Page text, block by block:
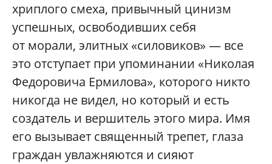
хриплого смеха, привычный цинизм
успешных, освободивших себя
от морали, элитных «силовиков» — все
это отступает при упоминании «Николая
Федоровича Ермилова», которого никто
никогда не видел, но который и есть
создатель и вершитель этого мира. Имя
его вызывает священный трепет, глаза
граждан увлажняются и сияют